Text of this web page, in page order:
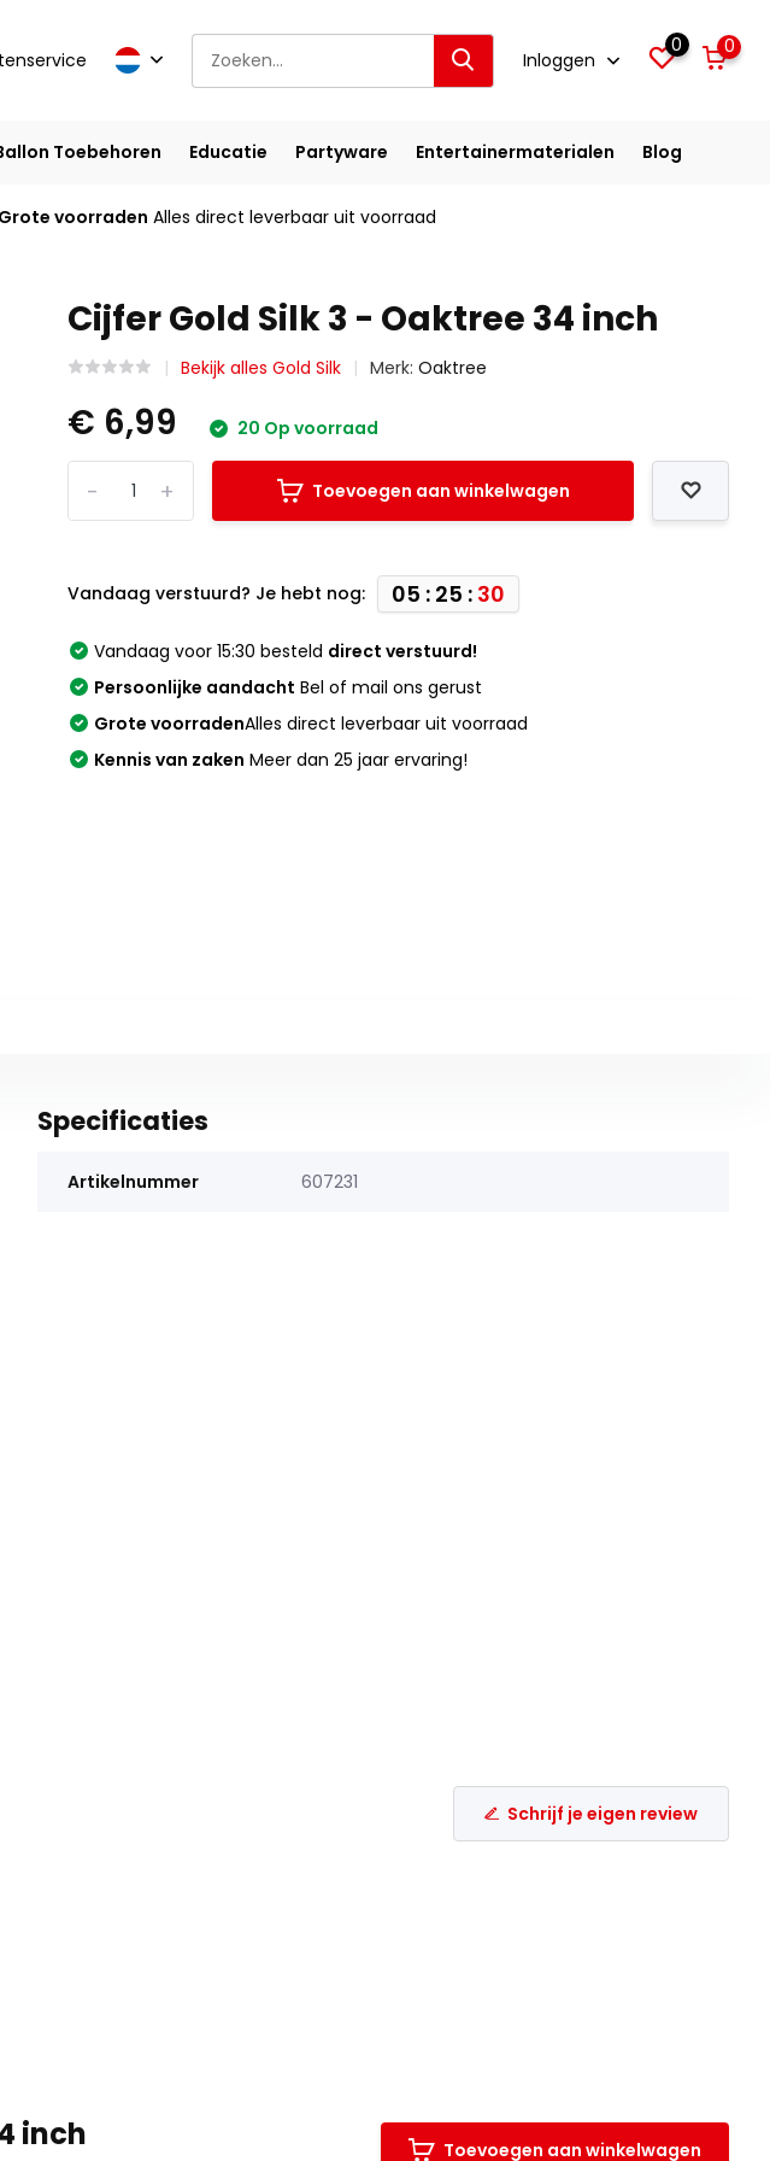
Inloggen
0 0
Toebehoren Educatie Partyware Entertainermaterialen Blog
Grote voorraden Alles direct leverbaar uit voorraad
Cijfer Gold Silk 3 - Oaktree 34 inch
Bekijk alles Gold Silk Merk:Oaktree
€ 6,99 20 Op voorraad
+
- Toevoegen aan winkelwagen
Vandaag verstuurd? Je hebt nog: 05 : 25 : 30
Vandaag voor 15:30 besteld direct verstuurd!
Persoonlijke aandacht Bel of mail ons gerust
Grote voorradenAlles direct leverbaar uit voorraad
Kennis van zaken Meer dan 25 jaar ervaring!
Specificaties
Artikelnummer 607231
Schrijf je eigen review
inch Toevoegen aan winkelwagen